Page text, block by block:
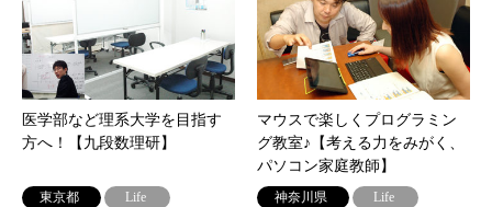
医学部など理系大学を目指す
方へ！【九段数理研】
東京都 Life
マウスで楽しくプログラミン
グ教室♪【考える力をみがく、
パソコン家庭教師】
神奈川県 Life